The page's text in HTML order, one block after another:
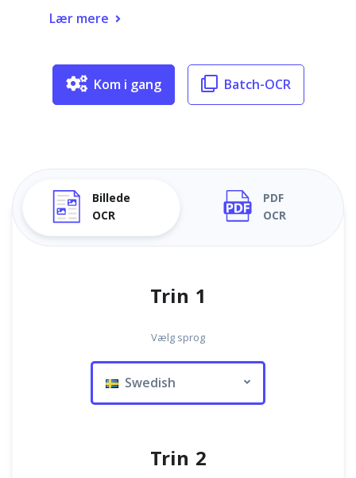
Lær mere
Kom i gang Batch-OCR
Billede
OCR
PDF
OCR
Trin 1
Vælg sprog
Swedish
Trin 2